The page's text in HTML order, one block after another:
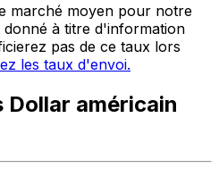
marché moyen pour notre
à titre d'information
pas de ce taux lors
les taux d'envoi.
Dollar américain